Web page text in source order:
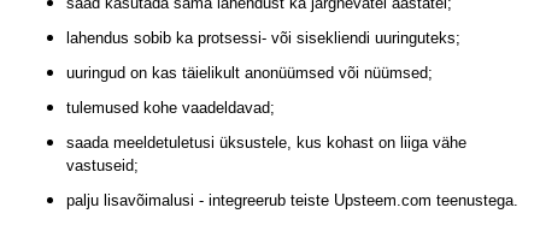
lahendus sobib ka protsessi- või sisekliendi uuringuteks;
uuringud on kas täielikult anonüümsed või nüümsed;
tulemused kohe vaadeldavad;
saada meeldetuletusi üksustele, kus kohast on liiga vähe
vastuseid;
palju lisavõimalusi - integreerub teiste Upsteem.com teenustega.